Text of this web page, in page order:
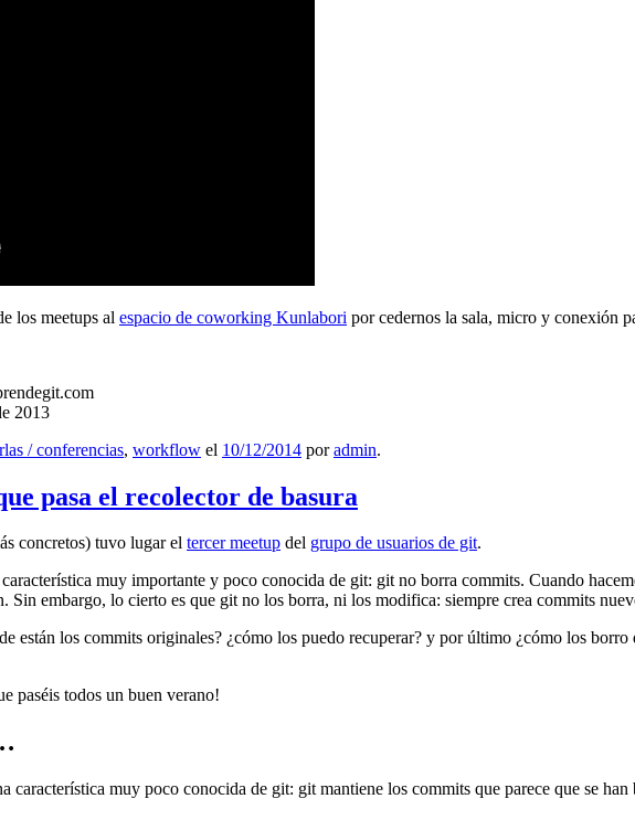
los meetups al espacio de coworking Kunlabori por cedernos la sala, micro y conexión
2013
/ conferencias, workflow el 10/12/2014 poradmin.
pasa el recolector de basura
concretos) tuvo lugar el tercer meetup del grupo de usuarios de git.
muy importante y poco conocida de git: git no borra commits. Cuando
Sin embargo, lo cierto es que git no los borra, ni los modifica: siempre crea commits
están los commits originales? ¿cómo los puedo recuperar? y por último ¿cómo los
paséis todos un buen verano!
característica muy poco conocida de git: git mantiene los commits que parece que se